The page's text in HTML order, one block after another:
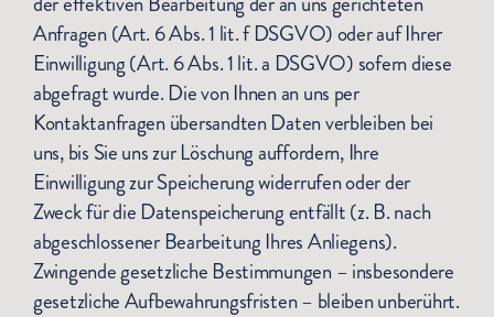
Anfragen (Art. 6 Abs. 1 lit. f DSGVO) oder auf Ihrer
Einwilligung (Art. 6 Abs. 1 lit. a DSGVO) sofern diese
abgefragt wurde. Die von Ihnen an uns per
Kontaktanfragen übersandten Daten verbleiben bei
uns, bis Sie uns zur Löschung auffordern, Ihre
Einwilligung zur Speicherung widerrufen oder der
Zweck für die Datenspeicherung entfällt (z. B. nach
abgeschlossener Bearbeitung Ihres Anliegens).
Zwingende gesetzliche Bestimmungen – insbesondere
gesetzliche Aufbewahrungsfristen – bleiben unberührt.